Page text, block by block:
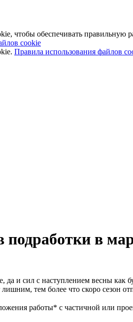
чтобы обеспечивать правильную
cookie
Правила использования файлов
подработки в
да и сил с наступлением весны как
тем более что скоро сезон
работы* с частичной или